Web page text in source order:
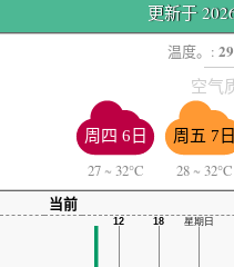
更新于
温度。: 29
空气
周四 6日
27 ~ 32°C
周五 7日
28 ~ 32°C
当前